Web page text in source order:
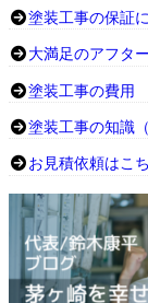
塗装工事の保証
大満足のアフタ
塗装工事の費用
塗装工事の知識
お見積依頼はこ